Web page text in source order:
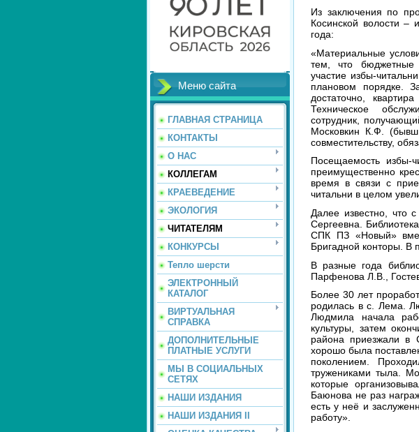
Меню сайта
ГЛАВНАЯ СТРАНИЦА
КОНТАКТЫ
О НАС
КОЛЛЕГАМ
КРАЕВЕДЕНИЕ
ЭКОЛОГИЯ
ЧИТАТЕЛЯМ
КОНКУРСЫ
Тепло шерсти
ЭЛЕКТРОННЫЙ
КАТАЛОГ
ВИРТУАЛЬНАЯ
СПРАВКА
ДОПОЛНИТЕЛЬНЫЕ
ПЛАТНЫЕ УСЛУГИ
МЫ В СОЦИАЛЬНЫХ
СЕТЯХ
НАШИ ИЗДАНИЯ
НАШИ ИЗДАНИЯ II
Из заключения по
Косинской волости
года:
«Материальные
тем, что бюджетные
участие избы-
плановом порядке.
достаточно,
Техническое
сотрудник,
Московкин К.Ф.
совместительству,
Посещаемость избы-
преимущественно
время в связи с
читальни в целом
Далее известно, что
Сергеевна.
СПК ПЗ «Новый»
Бригадной конторы. В
В разные года
Парфенова Л.В.,
Более 30 лет
родилась в с. Лема.
Людмила начала
культуры, затем
района приезжали в
хорошо была
поколением.
тружениками тыла.
которые
Баюнова не раз
есть у неё и
работу».